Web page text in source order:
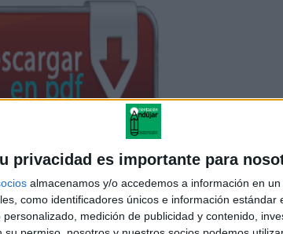
privacidad es importante para
almacenamos y/o accedemos a información en
como identificadores únicos e información estándar
medición de publicidad y contenido,
de cumpleaños DE LA CLASE